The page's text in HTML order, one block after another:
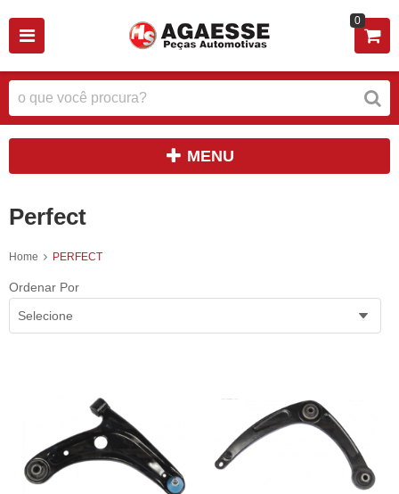
0
MENU
Perfect
Home PERFECT
Ordenar Por
Selecione